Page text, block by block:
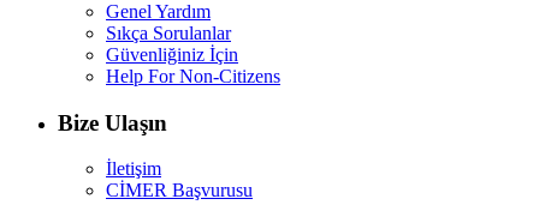
Genel Yardım
Sıkça Sorulanlar
Güvenliğiniz İçin
Help For Non-Citizens
Bize Ulaşın
İletişim
CİMER Başvurusu